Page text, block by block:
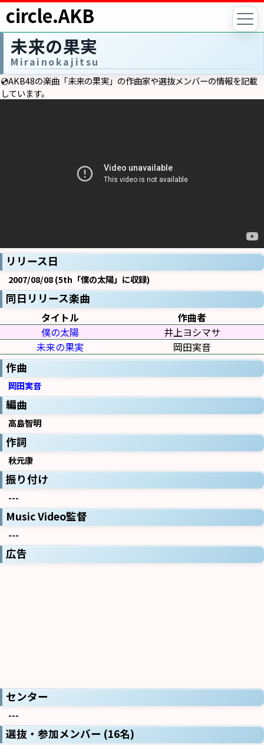
circle.AKB
未来の果実
Mirainokajitsu
💿AKB48の楽曲「未来の果実」の作曲家や選抜メンバーの情報を記載
しています。
リリース日
2007/08/08 (5th「僕の太陽」に収録)
同日リリース楽曲
タイトル
作曲者
僕の太陽
井上ヨシマサ
未来の果実
岡田実音
作曲
岡田実音
編曲
高島智明
作詞
秋元康
振り付け
---
Music Video監督
---
広告
センター
---
選抜・参加メンバー (16名)